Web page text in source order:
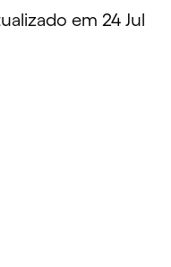
em 24 Jul